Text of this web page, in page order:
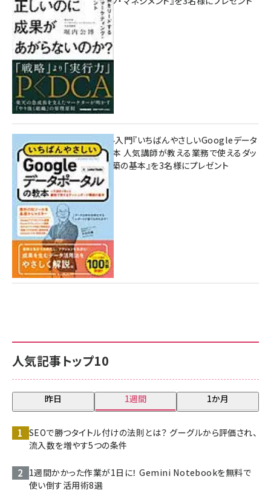
人気記事トップ10
昨日 1週間 1か月
SEOで勝つタイトル付けの法則とは？ グーグルから評価され、
流入数を増やす5つの条件
1週間かかった作業が1日に！ Gemini Notebookを無料で
使い倒す活用術8選
10:00
無料BIツール入門『いちばんやさしいGoogleデータ
ポータルの教本 人気講師が教える業務で使えるダッ
シュボード構築の基本』を3名様にプレゼント
7月31日 10:00